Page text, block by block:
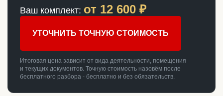
Ваш комплект: от 12 600 ₽
УТОЧНИТЬ ТОЧНУЮ СТОИМОСТЬ
Итоговая цена зависит от вида деятельности, помещения
и текущих документов. Точную стоимость назовём после
бесплатного разбора - бесплатно и без обязательств.